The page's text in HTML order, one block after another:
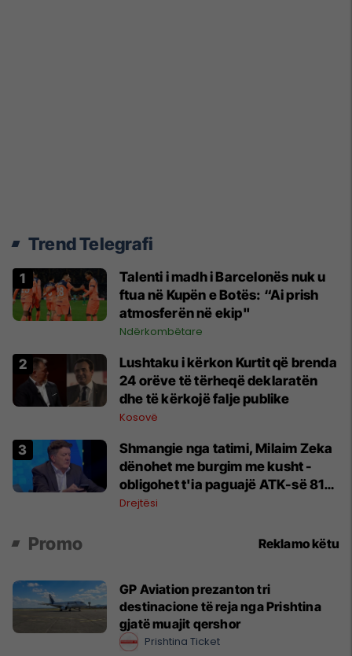
Trend Telegrafi
Talenti i madh i Barcelonës nuk u
ftua në Kupën e Botës: “Ai prish
atmosferën në ekip"
Ndërkombëtare
Lushtaku i kërkon Kurtit që brenda
24 orëve të tërheqë deklaratën
dhe të kërkojë falje publike
Kosovë
Shmangie nga tatimi, Milaim Zeka
dënohet me burgim me kusht -
obligohet t'ia paguajë ATK-së 81
mijë euro
Drejtësi
Promo Reklamo këtu
GP Aviation prezanton tri
destinacione të reja nga Prishtina
gjatë muajit qershor
Prishtina Ticket